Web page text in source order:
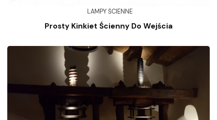
LAMPY ŚCIENNE
Prosty Kinkiet Ścienny Do Wejścia